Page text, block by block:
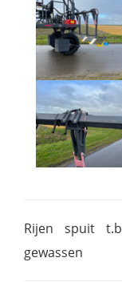
Rijen spuit
gewassen